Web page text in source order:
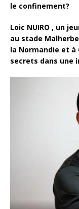
le confinement?
Loic NUIRO , un
au stade
la Normandie et à
secrets dans une